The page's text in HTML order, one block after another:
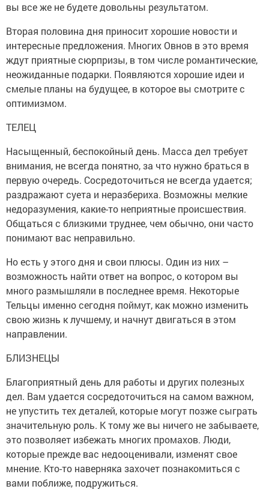
вы все же не будете довольны результатом.
Вторая половина дня приносит хорошие новости и
интересные предложения. Многих Овнов в это время
ждут приятные сюрпризы, в том числе романтические,
неожиданные подарки. Появляются хорошие идеи и
смелые планы на будущее, в которое вы смотрите с
оптимизмом.
ТЕЛЕЦ
Насыщенный, беспокойный день. Масса дел требует
внимания, не всегда понятно, за что нужно браться в
первую очередь. Сосредоточиться не всегда удается;
раздражают суета и неразбериха. Возможны мелкие
недоразумения, какие-то неприятные происшествия.
Общаться с близкими труднее, чем обычно, они часто
понимают вас неправильно.
Но есть у этого дня и свои плюсы. Один из них –
возможность найти ответ на вопрос, о котором вы
много размышляли в последнее время. Некоторые
Тельцы именно сегодня поймут, как можно изменить
свою жизнь к лучшему, и начнут двигаться в этом
направлении.
БЛИЗНЕЦЫ
Благоприятный день для работы и других полезных
дел. Вам удается сосредоточиться на самом важном,
не упустить тех деталей, которые могут позже сыграть
значительную роль. К тому же вы ничего не забываете,
это позволяет избежать многих промахов. Люди,
которые прежде вас недооценивали, изменят свое
мнение. Кто-то наверняка захочет познакомиться с
вами поближе, подружиться.